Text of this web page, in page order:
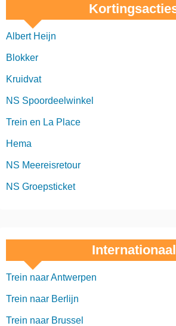
Albert Heijn
Blokker
Kruidvat
NS Spoordeelwinkel
Trein en La Place
Hema
NS Meereisretour
NS Groepsticket
Internationaal
Trein naar Antwerpen
Trein naar Berlijn
Trein naar Brussel